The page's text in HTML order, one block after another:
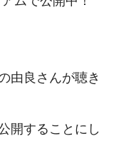
由良さんが聴き
開することにし